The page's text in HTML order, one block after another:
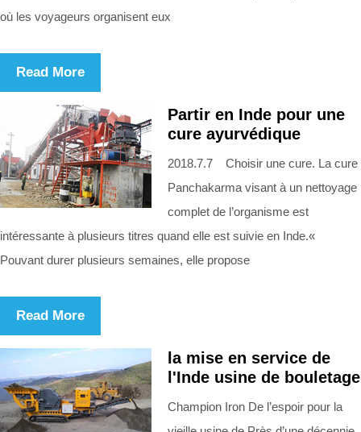
où les voyageurs organisent eux
Read More
Partir en Inde pour une
cure ayurvédique
2018.7.7 Choisir une cure. La cure
Panchakarma visant à un nettoyage
complet de l’organisme est
intéressante à plusieurs titres quand elle est suivie en Inde.«
Pouvant durer plusieurs semaines, elle propose
Read More
la mise en service de
l'Inde usine de bouletage
Champion Iron De l’espoir pour la